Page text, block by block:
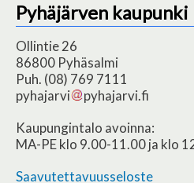
Pyhäjärven kaupunki
Ollintie 26
86800 Pyhäsalmi
Puh. (08) 769 7111
pyhajarvi
pyhajarvi.fi
Kaupungintalo avoinna:
MA-PE klo 9.00-11.00 ja klo
Saavutettavuusseloste